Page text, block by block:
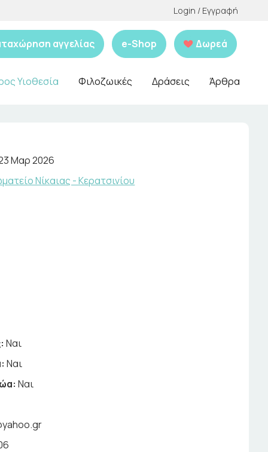
Login / Εγγραφή
αγγελίας e-Shop Δωρεά
Υιοθεσία Φιλοζωικές Δράσεις Άρθρα
Μαρ 2026
Νίκαιας - Κερατσινίου
Ναι
Ναι
Ναι